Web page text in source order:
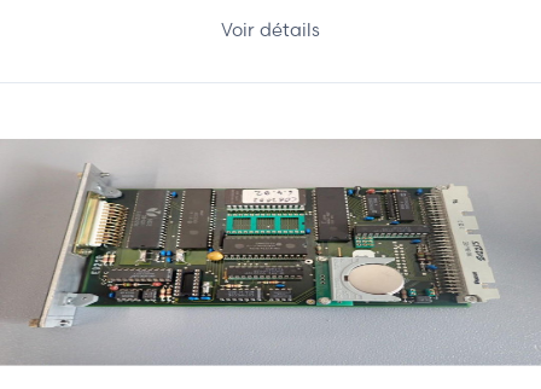
Voir détails